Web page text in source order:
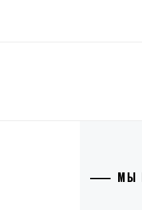
МЫ